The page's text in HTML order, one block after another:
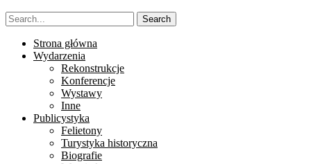
Strona główna
Wydarzenia
Rekonstrukcje
Konferencje
Wystawy
Inne
Publicystyka
Felietony
Turystyka historyczna
Biografie